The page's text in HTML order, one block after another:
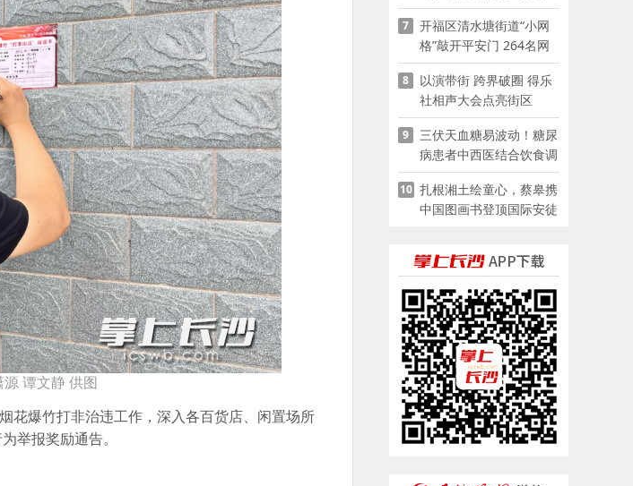
谭文静 供图
花爆竹打非治违工作，深入各百货店、闲置场所
举报奖励通告。
赋能少儿暑期成长
7
开福区清水塘街道“小网
格”敲开平安门 264名网
格员扫楼“错峰问安”
8
以演带街 跨界破圈 得乐
社相声大会点亮街区
9
三伏天血糖易波动！糖尿
病患者中西医结合饮食调
养指南
10 扎根湘土绘童心，蔡皋携
中国图画书登顶国际安徒